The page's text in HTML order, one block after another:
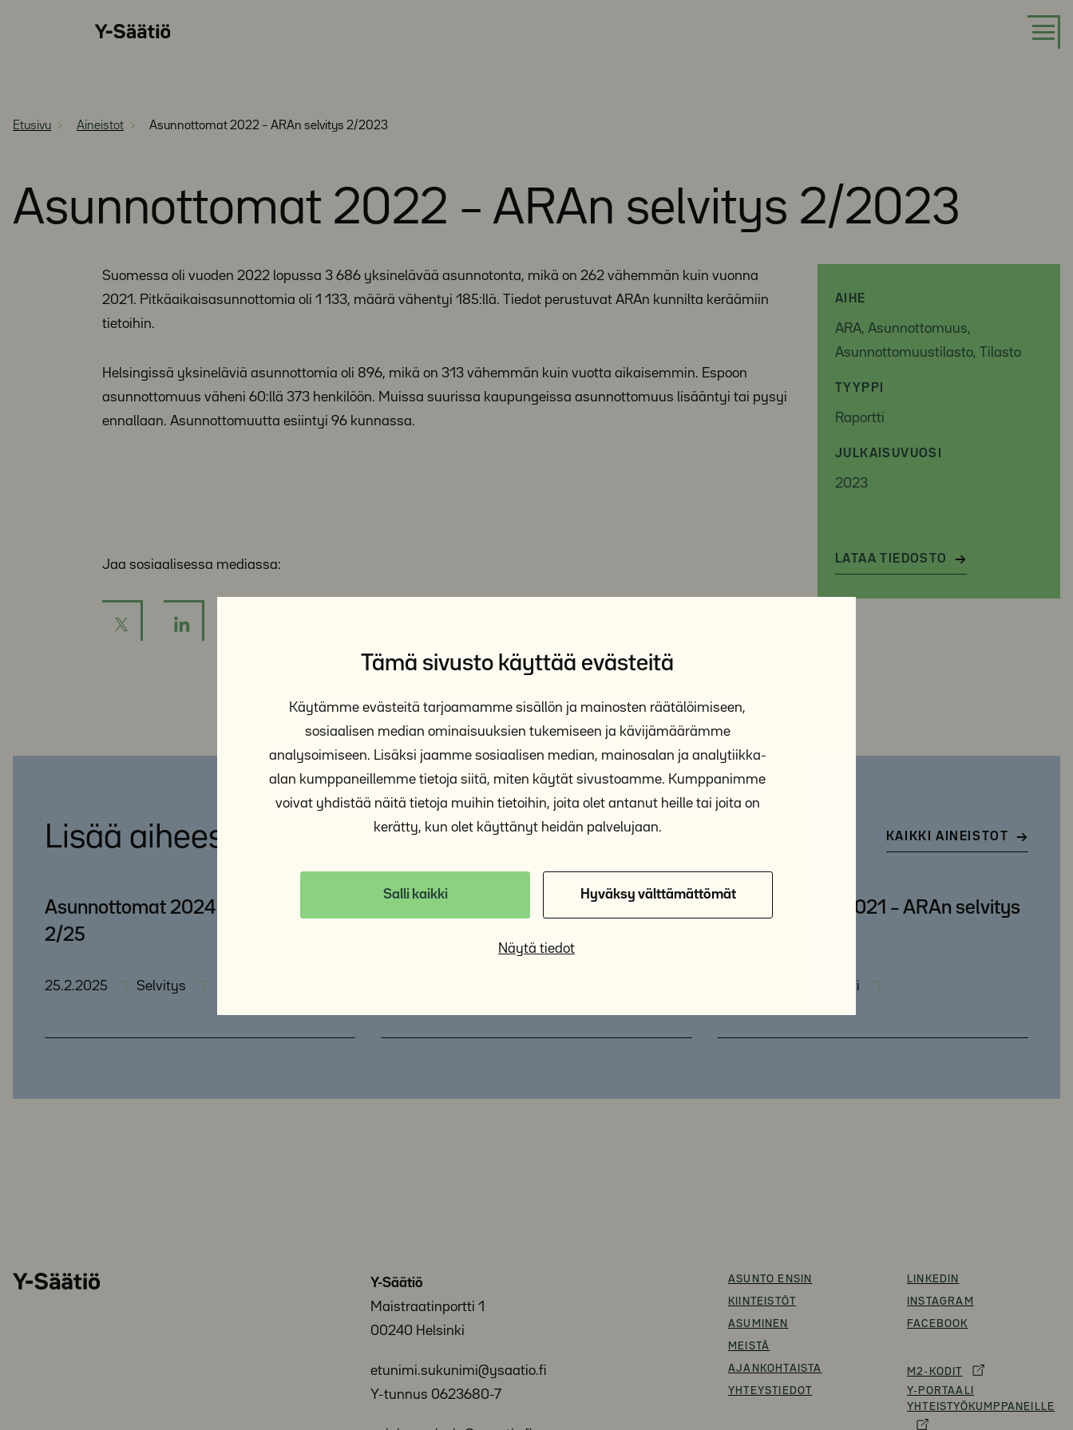
Tämä sivusto käyttää evästeitä
Käytämme evästeitä tarjoamamme sisällön ja mainosten räätälöimiseen,
sosiaalisen median ominaisuuksien tukemiseen ja kävijämäärämme
analysoimiseen. Lisäksi jaamme sosiaalisen median, mainosalan ja analytiikka-
alan kumppaneillemme tietoja siitä, miten käytät sivustoamme. Kumppanimme
voivat yhdistää näitä tietoja muihin tietoihin, joita olet antanut heille tai joita on
kerätty, kun olet käyttänyt heidän palvelujaan.
Salli kaikki Hyväksy välttämättömät
Näytä tiedot
Etusivu Aineistot Asunnottomat 2022 – ARAn selvitys 2/2023
Asunnottomat 2022 – ARAn selvitys 2/2023
AIHE
ARA, Asunnottomuus,
Asunnottomuustilasto, Tilasto
TYYPPI
Raportti
JULKAISUVUOSI
2023
LATAA TIEDOSTO
Suomessa oli vuoden 2022 lopussa 3 686 yksinelävää asunnotonta, mikä on 262 vähemmän kuin vuonna
2021. Pitkäaikaisasunnottomia oli 1 133, määrä vähentyi 185:llä. Tiedot perustuvat ARAn kunnilta keräämiin
tietoihin.
Helsingissä yksineläviä asunnottomia oli 896, mikä on 313 vähemmän kuin vuotta aikaisemmin. Espoon
asunnottomuus väheni 60:llä 373 henkilöön. Muissa suurissa kaupungeissa asunnottomuus lisääntyi tai pysyi
ennallaan. Asunnottomuutta esiintyi 96 kunnassa.
Jaa sosiaalisessa mediassa:
Lisää aiheesta KAIKKI AINEISTOT
Asunnottomat 2024 – ARAn selvitys
2/25
25.2.2025 Selvitys
Asunnottomat 2021 – ARAn selvitys
Raportti
Y-
Y-Säätiö
Maistraatinportti 1
00240 Helsinki
etunimi.sukunimi@ysaatio.fi
Y-tunnus 0623680-7
ASUNTO ENSIN
KIINTEISTÖT
ASUMINEN
MEISTÄ
AJANKOHTAISTA
YHTEYSTIEDOT
LINKEDIN
INSTAGRAM
FACEBOOK
M2-KODIT
Y-PORTAALI
YHTEISTYÖKUMPPANEILLE